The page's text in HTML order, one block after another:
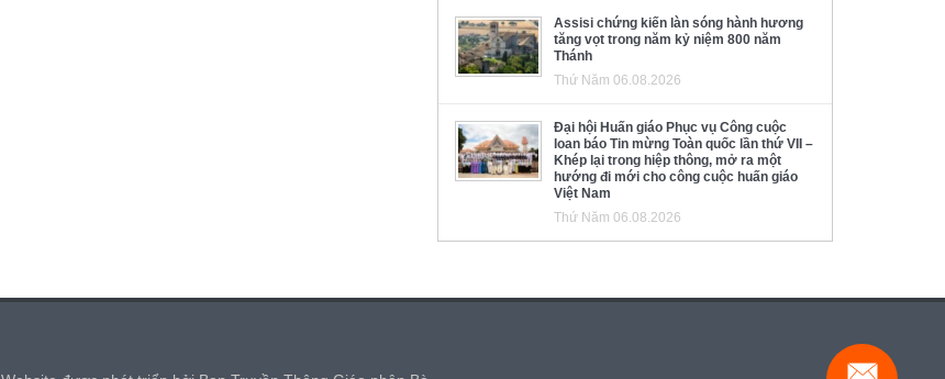
Assisi chứng kiến làn sóng hành hương
tăng vọt trong năm kỷ niệm 800 năm
Thánh
Thứ Năm 06.08.2026
Đại hội Huấn giáo Phục vụ Công cuộc
loan báo Tin mừng Toàn quốc lần thứ VII –
Khép lại trong hiệp thông, mở ra một
hướng đi mới cho công cuộc huấn giáo
Việt Nam
Thứ Năm 06.08.2026